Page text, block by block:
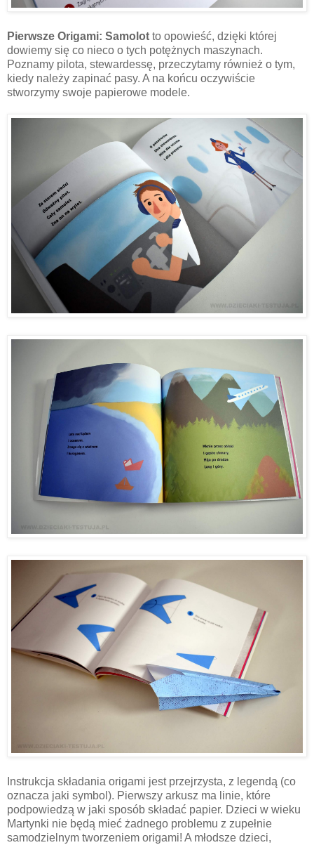
Pierwsze Origami: Samolot to opowieść, dzięki której
dowiemy się co nieco o tych potężnych maszynach.
Poznamy pilota, stewardessę, przeczytamy również o tym,
kiedy należy zapinać pasy. A na końcu oczywiście
stworzymy swoje papierowe modele.
Instrukcja składania origami jest przejrzysta, z legendą (co
oznacza jaki symbol). Pierwszy arkusz ma linie, które
podpowiedzą w jaki sposób składać papier. Dzieci w wieku
Martynki nie będą mieć żadnego problemu z zupełnie
samodzielnym tworzeniem origami! A młodsze dzieci,